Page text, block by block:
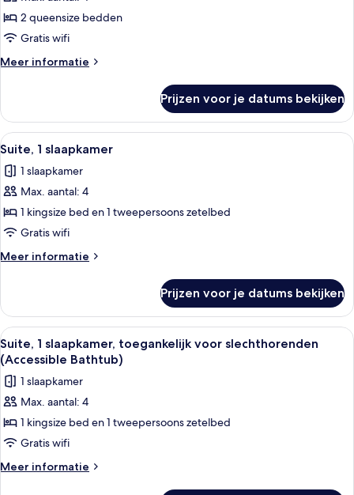
queensize
bedden,
toegankelijk
(Accessible
Bathtub)
laden
2 queensize bedden
Gratis wifi
Meer informatie
Meer
2
queensize
bedden,
voor
slechthorenden
Bathtub)
Prijzen voor je datums bekijken
Alle
foto's
voor
Suite,
1
slaapkamer
laden
Een moderne hotelkamer met een
3
Suite, 1 slaapkamer
1 slaapkamer
Max. aantal: 4
1 kingsize bed en 1 tweepersoons zetelbed
Gratis wifi
Meer informatie
Meer
1
slaapkamer
Prijzen voor je datums bekijken
Alle
foto's
voor
Suite,
1
slaapkamer,
toegankelijk
voor
Een moderne hotelkamer met een
3
Suite, 1 slaapkamer, toegankelijk voor slechthorenden
(Accessible Bathtub)
1 slaapkamer
Max. aantal: 4
1 kingsize bed en 1 tweepersoons zetelbed
Gratis wifi
Meer informatie
Meer